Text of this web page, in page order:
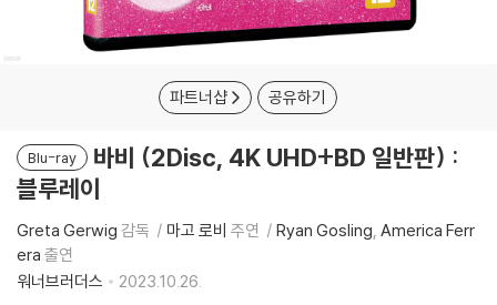
파트너샵 공유하기
Blu-ray
바비 (2Disc, 4K UHD+BD 일반판) :
블루레이
Greta Gerwig 감독 마고 로비 주연 Ryan Gosling America Ferr
era 출연
워너브러더스
2023.10.26.